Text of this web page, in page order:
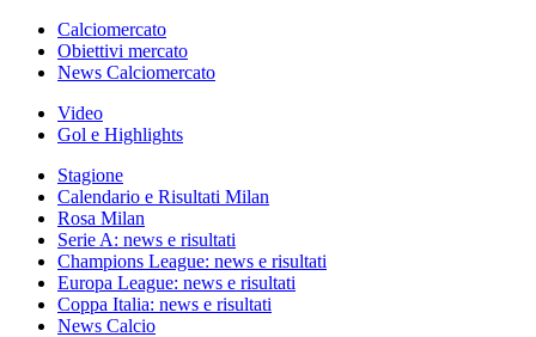
Calciomercato
Obiettivi mercato
News Calciomercato
Video
Gol e Highlights
Stagione
Calendario e Risultati Milan
Rosa Milan
Serie A: news e risultati
Champions League: news e risultati
Europa League: news e risultati
Coppa Italia: news e risultati
News Calcio